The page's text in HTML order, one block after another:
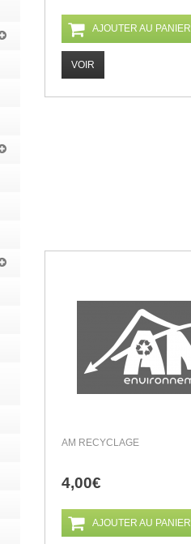
AJOUTER AU PANIER
VOIR
AM RECYCLAGE
4,00€
AJOUTER AU PANIER